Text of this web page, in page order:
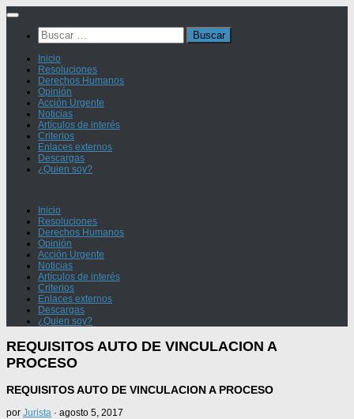
Saltar
contenidoBuscar:
Inicio
Resoluciones
Derechos Humanos
Opinión
Acción Urgente
Noticias
Artículos de interés
Criterios
Enlaces externos
Descargas
¿Quien soy?
Inicio
Resoluciones
Derechos Humanos
Opinión
Acción Urgente
Noticias
Artículos de interés
Criterios
Enlaces externos
Descargas
¿Quien soy?
REQUISITOS AUTO DE VINCULACION A
PROCESO
REQUISITOS AUTO DE VINCULACION A PROCESO
por Jurista · agosto 5, 2017